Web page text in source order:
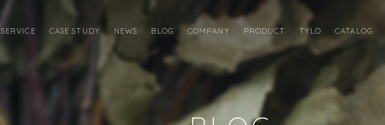
SERVICE CASE STUDY NEWS BLOG COMPANY PRODUCT TYLO CATALOG